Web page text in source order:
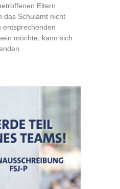
Eltern
das Schulamt nicht
entsprechenden
möchte, kann sich